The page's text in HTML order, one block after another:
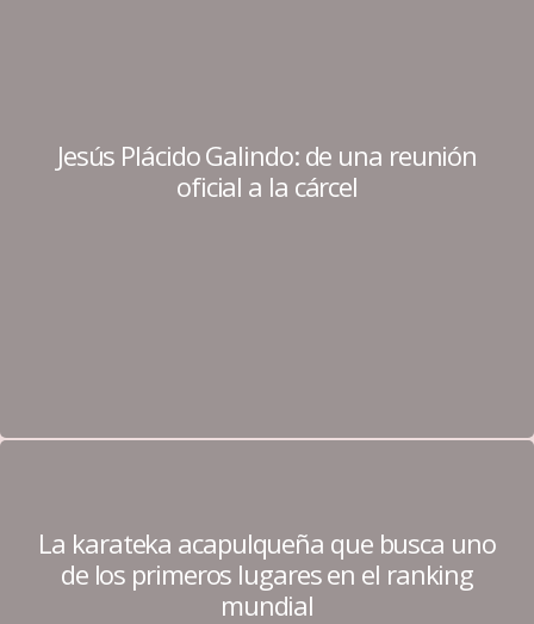
Jesús Plácido Galindo: de una reunión
oficial a la cárcel
La karateka acapulqueña que busca uno
de los primeros lugares en el ranking
mundial